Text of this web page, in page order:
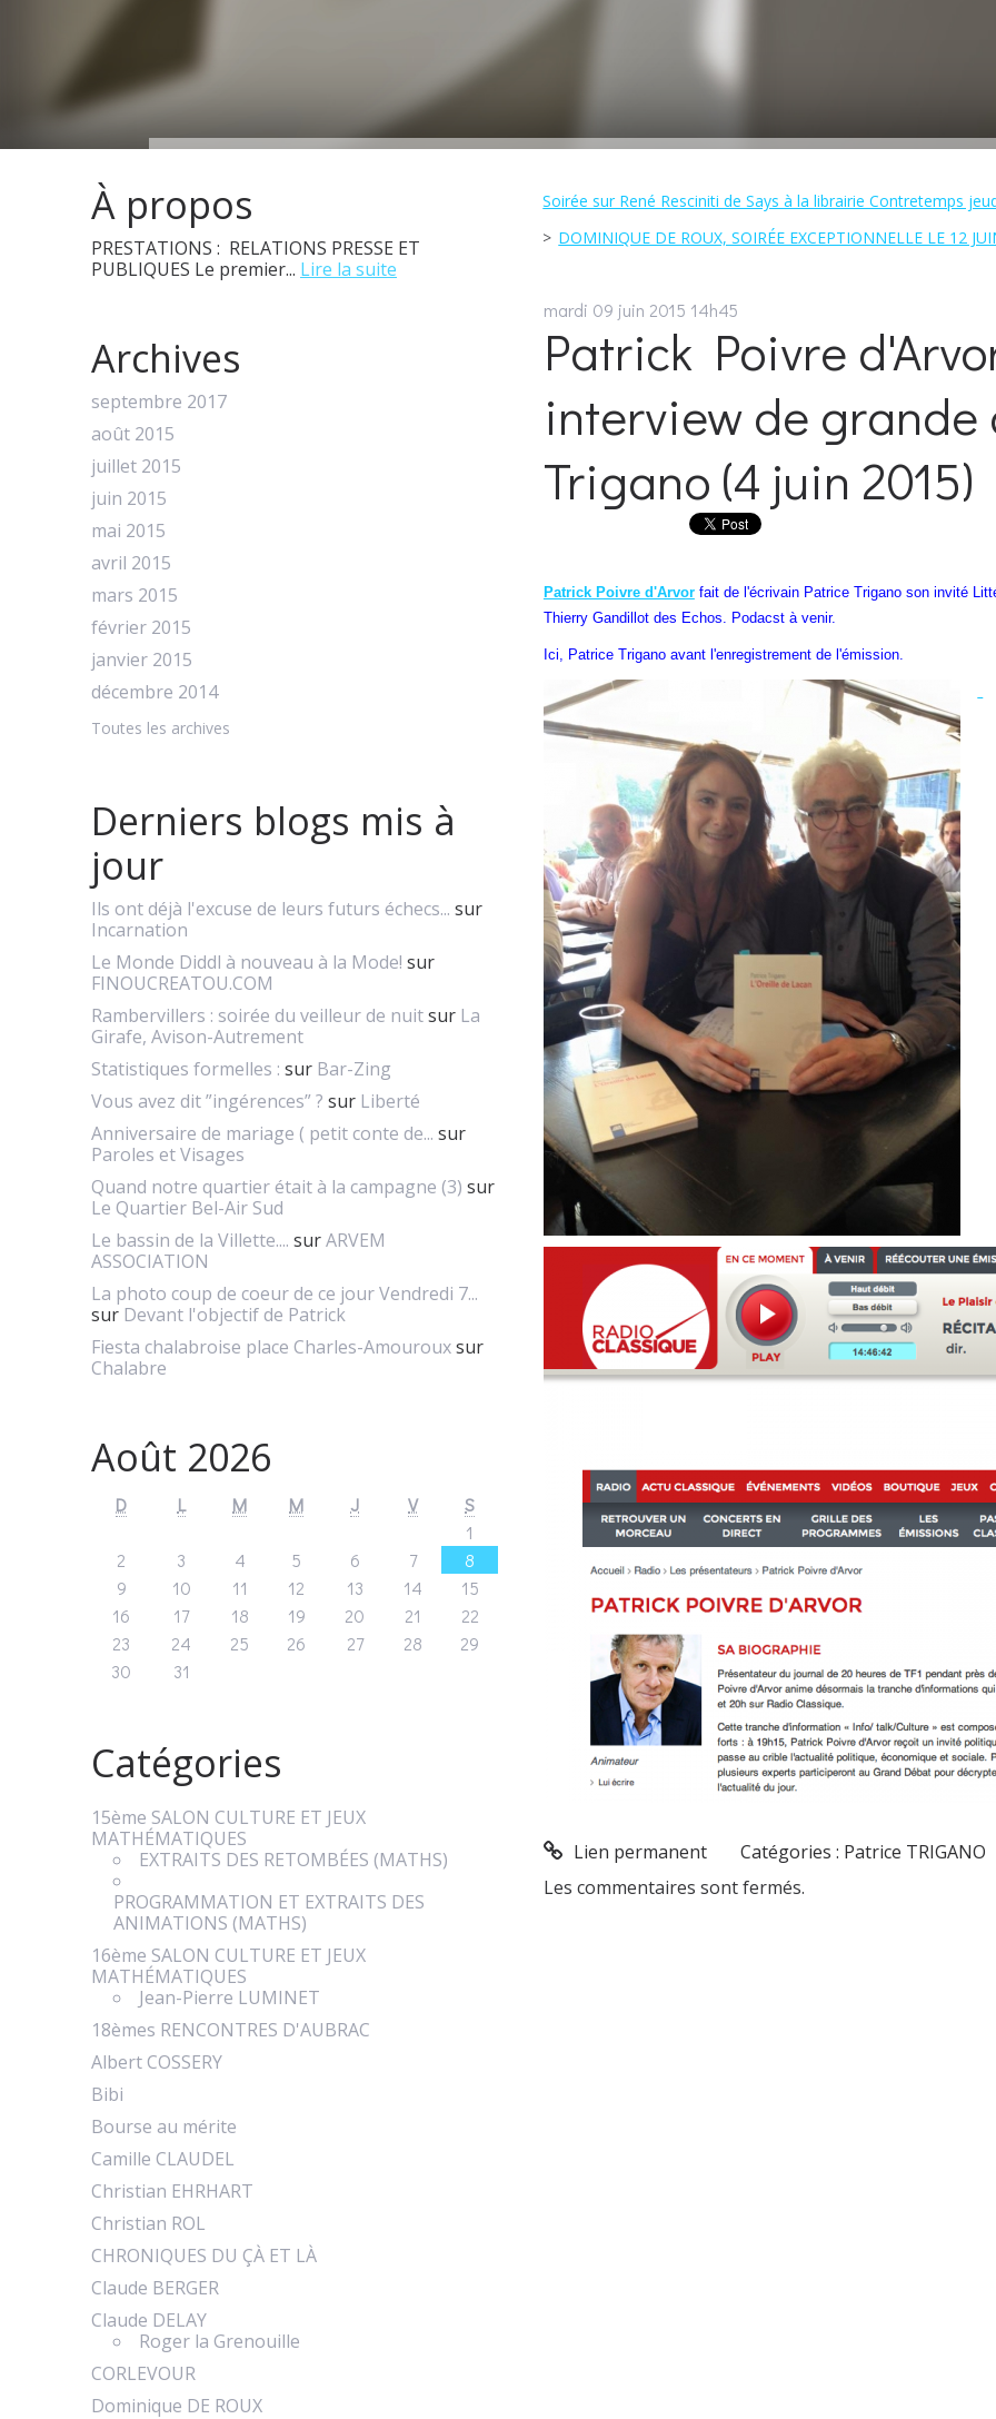
À propos
PRESTATIONS : RELATIONS PRESSE ET
PUBLIQUES Le premier... Lire la suite
Archives
septembre 2017
août 2015
juillet 2015
juin 2015
mai 2015
avril 2015
mars 2015
février 2015
janvier 2015
décembre 2014
Toutes les archives
Derniers blogs mis à
jour
Ils ont déjà l'excuse de leurs futurs échecs... sur
Incarnation
Le Monde Diddl à nouveau à la Mode! sur
FINOUCREATOU.COM
Rambervillers : soirée du veilleur de nuitsur La
Girafe, Avison-Autrement
Statistiques formelles : sur Bar-Zing
Vous avez dit ”ingérences” ? sur Liberté
Anniversaire de mariage ( petit conte de... sur
Paroles et Visages
Quand notre quartier était à la campagne (3) sur
Le Quartier Bel-Air Sud
Le bassin de la Villette.... surARVEM
ASSOCIATION
La photo coup de coeur de ce jour Vendredi 7...
sur Devant l'objectif de Patrick
Fiesta chalabroise place Charles-Amourouxsur
Chalabre
Août 2026
D L M M J V
S
1
2
3 4 5 6 7
8
9
10 11 12 13 14
15
16
17 18 19 20 21
22
23
24 25 26 27 28
29
30
31
Catégories
15ème SALON CULTURE ET JEUX
MATHÉMATIQUES
EXTRAITS DES RETOMBÉES (MATHS)
PROGRAMMATION ET EXTRAITS DES
ANIMATIONS (MATHS)
16ème SALON CULTURE ET JEUX
MATHÉMATIQUES
Jean-Pierre LUMINET
18èmes RENCONTRES D'AUBRAC
Albert COSSERY
Bibi
Bourse au mérite
Camille CLAUDEL
Christian EHRHART
Christian ROL
CHRONIQUES DU ÇÀ ET LÀ
Claude BERGER
Claude DELAY
Roger la Grenouille
CORLEVOUR
Dominique DE ROUX
Soirée sur René Resciniti de Says à la librairie Contretemps
DOMINIQUE DE ROUX, SOIRÉE EXCEPTIONNELLE LE 12
mardi 09 juin 2015 14h45
Patrick Poivre
interview de
Trigano (4 juin 2015)
Patrick Poivre d'Arvorfait de l'écrivain Patrice Trigano son invité
Thierry Gandillot des Echos. Podacst à venir.
Ici, Patrice Trigano avant l'enregistrement de l'émission.
Lien permanent Catégories : Patrice TRIGANO
Les commentaires sont fermés.